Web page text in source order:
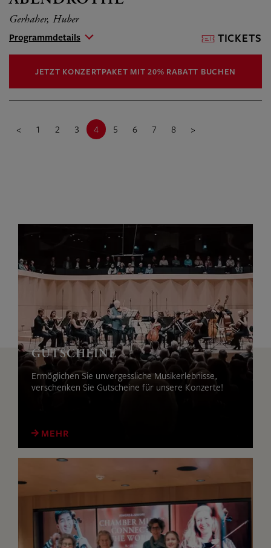
Gerhaher, Huber
Programmdetails TICKETS
JETZT KONZERTPAKET MIT 20% RABATT BUCHEN
< 1 2 3 4 5 6 7 8 >
GUTSCHEINE
Ermöglichen Sie unvergessliche Musikerlebnisse,
verschenken Sie Gutscheine für unsere Konzerte!
MEHR